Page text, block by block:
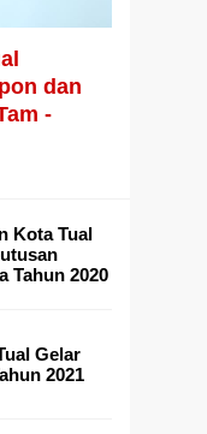
dan
-
Kota Tual
Tahun 2020
Gelar
2021